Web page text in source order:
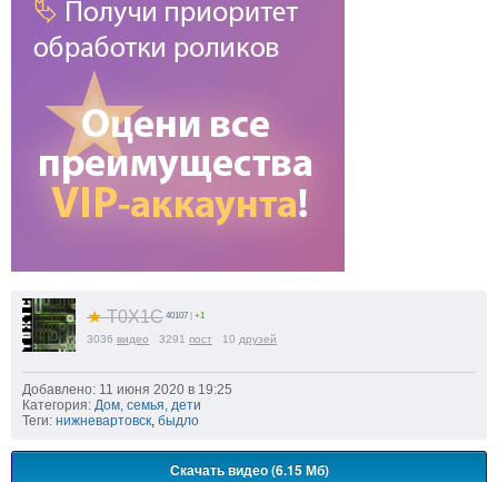
★T0X1C 40107 +1
3036 видео 3291 пост 10 друзей
Добавлено: 11 июня 2020 в 19:25
Категория: Дом, семья, дети
Теги: нижневартовск, быдло
Скачать видео (6.15 Мб)